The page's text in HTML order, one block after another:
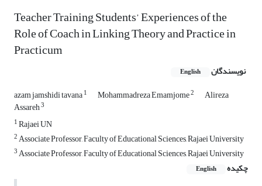
Teacher Training Students’ Experiences of the
Role of Coach in Linking Theory and Practice in
Practicum
نویسندگان English
azam jamshidi tavana1 Mohammadreza Emamjome2 Alireza
Assareh3
1Rajaei UN
2Associate Professor, Faculty of Educational Sciences, Rajaei University
3Associate Professor, Faculty of Educational Sciences, Rajaei University
چکیده
English